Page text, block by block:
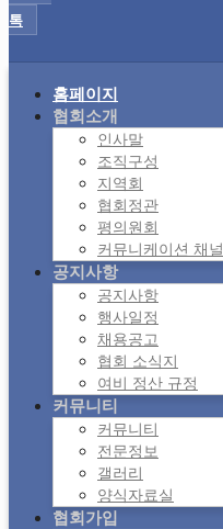
톡
홈페이지
협회소개
인사말
조직구성
지역회
협회정관
평의원회
커뮤니케이션 채널
공지사항
공지사항
행사일정
채용공고
협회 소식지
여비 정산 규정
커뮤니티
커뮤니티
전문정보
갤러리
양식자료실
협회가입